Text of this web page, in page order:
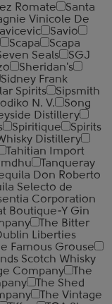
Romate
Santa
Vinicole De
Savio
Scapa
Scapa
Seals
SGJ
Sheridan's
Sidney Frank
Spirits
Sipsmith
N. V.
Song
Distillery
Spiritique
Spirits
Distillery
Tahitian Import
Tanqueray
Don Roberto
Selecto de
Corporation
Boutique-Y Gin
The Bitter
Liberties
Famous Grouse
Scotch Whisky
Company
The
The Shed
The Vintage